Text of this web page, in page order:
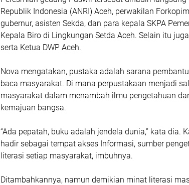
Republik Indonesia (ANRI) Aceh, perwakilan
gubernur, asisten Sekda, dan para kepala SKPA
Kepala Biro di Lingkungan Setda Aceh. Selain itu
serta Ketua DWP Aceh.
Nova mengatakan, pustaka adalah sarana
baca masyarakat. Di mana perpustakaan menjadi
masyarakat dalam menambah ilmu pengetahuan
kemajuan bangsa.
“Ada pepatah, buku adalah jendela dunia,” kata dia.
hadir sebagai tempat akses Informasi, sumber
literasi setiap masyarakat, imbuhnya.
Ditambahkannya, namun demikian minat literasi